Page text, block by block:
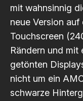
mit wahnsinnig
neue Version
Touchscreen
Rändern und mit
getönten
nicht um ein
schwarze